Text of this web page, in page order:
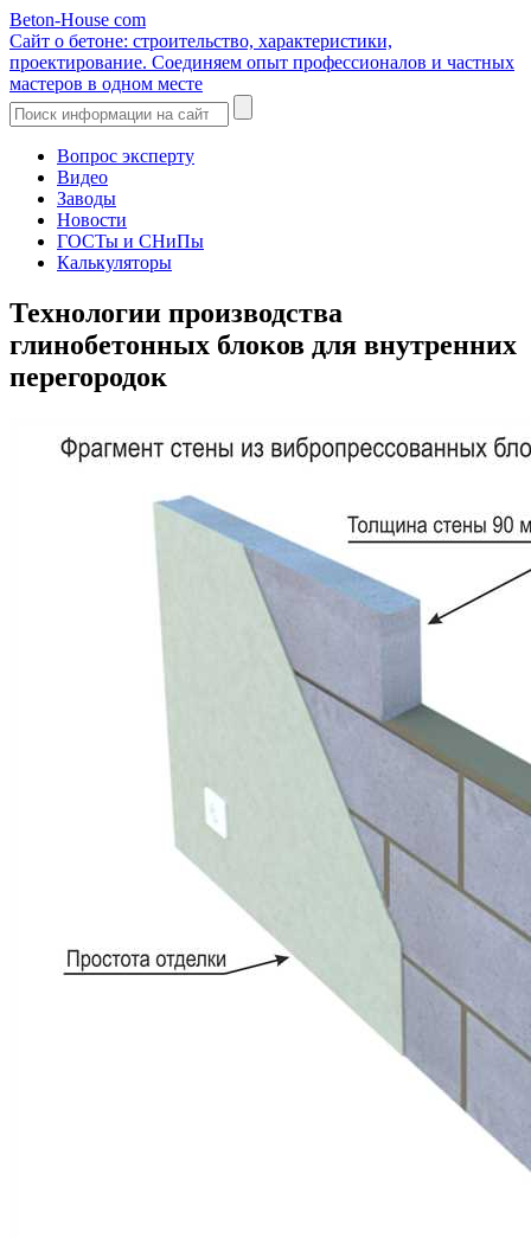
Beton-House com
Сайт о бетоне: строительство, характеристики,
проектирование. Соединяем опыт профессионалов и частных
мастеров в одном месте
Вопрос эксперту
Видео
Заводы
Новости
ГОСТы и СНиПы
Калькуляторы
Технологии производства
глинобетонных блоков для внутренних
перегородок